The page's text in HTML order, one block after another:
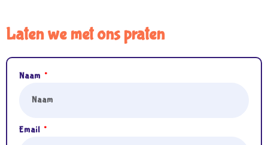
Laten we met ons praten
Naam
Email